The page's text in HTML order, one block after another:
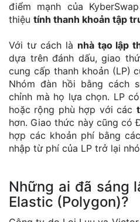
điểm mạnh của
thiệu tính thanh khoản tập
Với tư cách là nhà tạo lập
dựa trên đánh dấu, giao
cung cấp thanh khoản (LP)
Nhóm đàn hồi bằng cách
chỉnh mà họ lựa chọn. LP
hoặc rộng phù hợp với các
hơn. Giao thức này cũng có
hợp các khoản phí bằng
nhập từ phí của LP trở lại
Những ai đã sáng
Elastic (Polygon)?